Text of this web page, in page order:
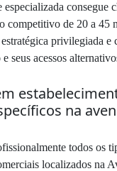
especializada consegue
competitivo de 20 a 45
privilegiada e
seus acessos
na
todos os
localizados na